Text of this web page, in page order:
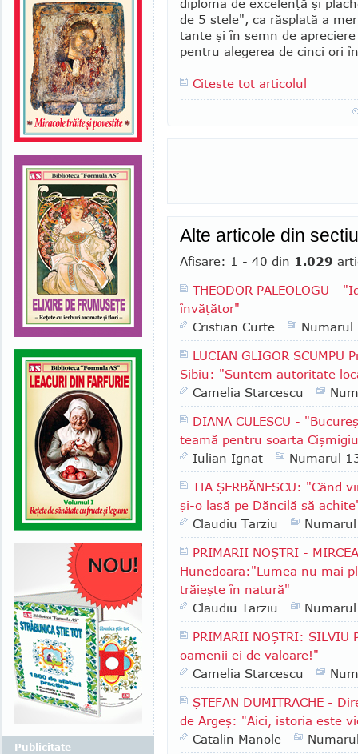
diploma de excelenţă şi
de 5 stele", ca răsplată a
tante şi în semn de
pentru alegerea de cinci ori
Citeste tot articolul
Alte articole din
Afisare: 1 - 40 din 1.029
THEODOR PALEOLOGU -
învăţător"
Cristian Curte
Numarul
LUCIAN GLIGOR
Sibiu: "Suntem autoritate
Camelia Starcescu
DIANA CULESCU -
teamă pentru soarta
Iulian Ignat
Numarul
TIA ŞERBĂNESCU: "Când
şi-o lasă pe Dăncilă să
Claudiu Tarziu
PRIMARII NOŞTRI -
Hunedoara:"Lumea nu mai
trăieşte în natură"
Claudiu Tarziu
PRIMARII NOŞTRI: SILVIU
oamenii ei de valoare!"
Camelia Starcescu
ŞTEFAN DUMITRACHE -
de Argeş: "Aici, istoria este
Catalin Manole
Publicitate